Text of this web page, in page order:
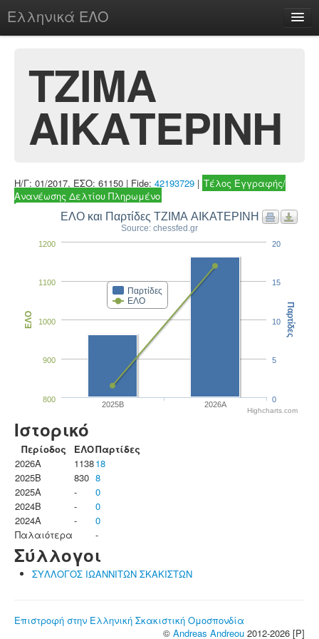
Ελληνικά ΕΛΟ
chesstu.be @ discord
Login
ΤΖΙΜΑ
ΑΙΚΑΤΕΡΙΝΗ
Η/Γ: 01/2017, ΕΣΟ: 61150 | Fide: 42193729 | Τέλος Εγγραφής/
Ανανέωσης Δελτίου Πληρωμένο
ΕΛΟ και Παρτίδες ΤΖΙΜΑ ΑΙΚΑΤΕΡΙΝΗ
Source: chessfed.gr
Παρτίδες
ΕΛΟ
2025B 2026A
800
900
1000
1100
1200
ΕΛΟ
0
5
10
15
20
Παρτίδες
Highcharts.com
Ιστορικό
Περίοδος ΕΛΟΠαρτίδες
2026A
113818
2025B
830 8
2025A
-
0
2024B
-
0
2024A
-
0
Παλαιότερα
-
Σύλλογοι
ΣΥΛΛΟΓΟΣ ΙΩΑΝΝΙΤΩΝ ΣΚΑΚΙΣΤΩΝ
Επιστροφή στην Ελληνική Σκακιστική Ομοσπονδία
© Andreas Andreou 2012-2026 [P]